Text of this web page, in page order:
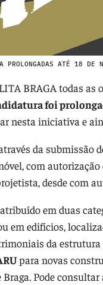
ATÉ 18 DE
BRAGA todas
foi
nesta iniciativa e
através da submissão
com
desde com
em duas
em edifícios,
da
para novas
Pode